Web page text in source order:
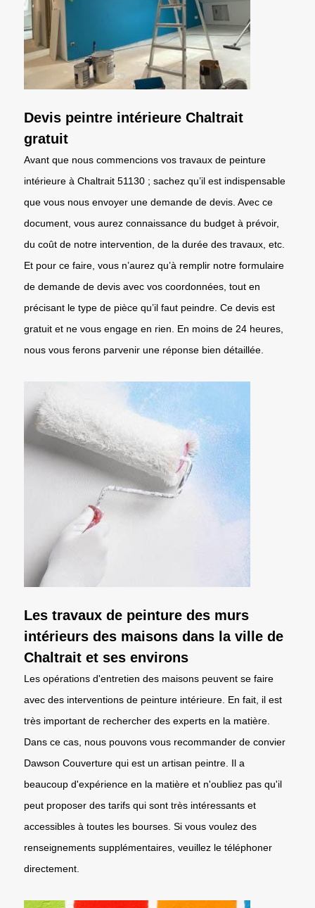
Devis peintre intérieure Chaltrait
gratuit
Avant que nous commencions vos travaux de peinture
intérieure à Chaltrait 51130 ; sachez qu’il est indispensable
que vous nous envoyer une demande de devis. Avec ce
document, vous aurez connaissance du budget à prévoir,
du coût de notre intervention, de la durée des travaux, etc.
Et pour ce faire, vous n’aurez qu’à remplir notre formulaire
de demande de devis avec vos coordonnées, tout en
précisant le type de pièce qu’il faut peindre. Ce devis est
gratuit et ne vous engage en rien. En moins de 24 heures,
nous vous ferons parvenir une réponse bien détaillée.
Les travaux de peinture des murs
intérieurs des maisons dans la ville de
Chaltrait et ses environs
Les opérations d'entretien des maisons peuvent se faire
avec des interventions de peinture intérieure. En fait, il est
très important de rechercher des experts en la matière.
Dans ce cas, nous pouvons vous recommander de convier
Dawson Couverture qui est un artisan peintre. Il a
beaucoup d'expérience en la matière et n'oubliez pas qu'il
peut proposer des tarifs qui sont très intéressants et
accessibles à toutes les bourses. Si vous voulez des
renseignements supplémentaires, veuillez le téléphoner
directement.